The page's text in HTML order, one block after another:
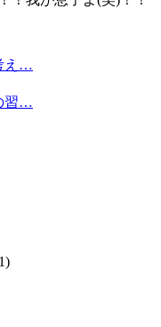
え…
習…